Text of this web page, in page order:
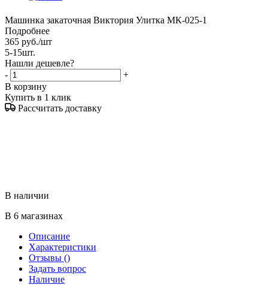
Машинка закаточная Виктория Улитка МК-025-1
Подробнее
365 руб./шт
5-15шт.
Нашли дешевле?
-
+
В корзину
Купить в 1 клик
Рассчитать доставку
В наличии
В 6 магазинах
Описание
Характеристики
Отзывы ()
Задать вопрос
Наличие